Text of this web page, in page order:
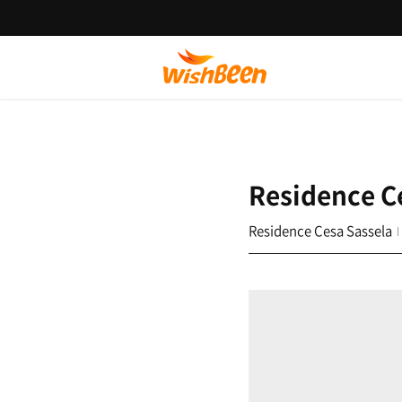
Residence
Residence Cesa Sassela